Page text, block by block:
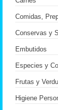
Comidas,
Conservas y
Embutidos
Especies y
Frutas y
Higiene